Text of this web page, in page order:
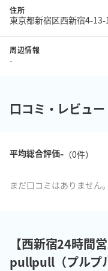
住所
東京都新宿区西新宿4-13-
周辺情報
-
口コミ・レビュー
平均総合評価-（0件）
まだ口コミはありません。
【西新宿24時間
pullpull（プルプ